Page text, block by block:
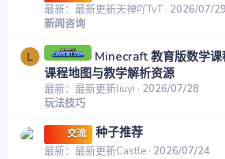
最新：最新更新天禅吖TvT 2026/07/29
新闻咨询
L
Minecraft 教育版数学
课程地图与教学解析资源
最新：最新更新liuyi
2026/07/28
玩法技巧
交流 种子推荐
最新：最新更新Castle 2026/07/24